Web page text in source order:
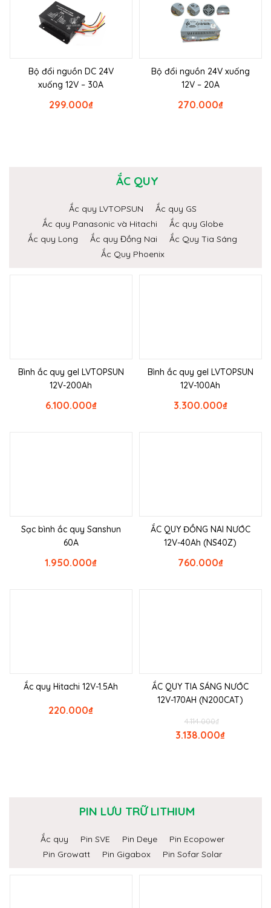
Bộ đổi nguồn DC 24V
xuống 12V – 30A
₫
299.000
Bộ đổi nguồn 24V xuống
12V – 20A
₫
270.000
ẮC QUY
Ắc quy LVTOPSUN
Ắc quy GS
Ắc quy Panasonic và Hitachi
Ắc quy Globe
Ắc quy Long
Ắc quy Đồng Nai
Ắc Quy Tia Sáng
Ắc Quy Phoenix
Bình ắc quy gel LVTOPSUN
12V-200Ah
₫
6.100.000
Bình ắc quy gel LVTOPSUN
12V-100Ah
₫
3.300.000
Sạc bình ắc quy Sanshun
60A
₫
1.950.000
ẮC QUY ĐỒNG NAI NƯỚC
12V-40Ah (NS40Z)
₫
760.000
Ắc quy Hitachi 12V-1.5Ah
₫
220.000
ẮC QUY TIA SÁNG NƯỚC
12V-170AH (N200CAT)
₫
4.114.000
₫
3.138.000
PIN LƯU TRỮ LITHIUM
Ắc quy Pin SVE Pin Deye
Pin Ecopower
Pin Growatt
Pin Gigabox Pin Sofar Solar